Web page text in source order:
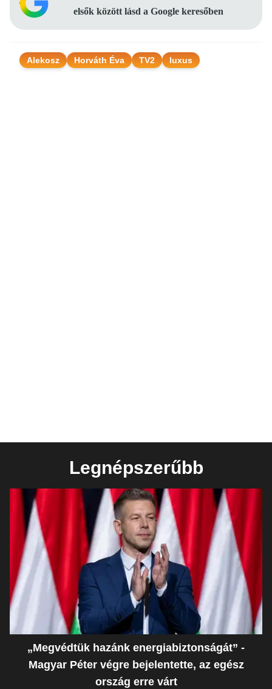
elsők között lásd a Google keresőben
Alekosz Horváth Éva TV2 luxus
Legnépszerűbb
„Megvédtük hazánk energiabiztonságát” -
Magyar Péter végre bejelentette, az egész
ország erre várt